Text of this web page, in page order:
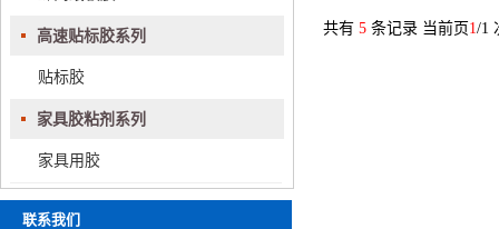
高速贴标胶系列
贴标胶
家具胶粘剂系列
家具用胶
联系我们
共有 5 条记录 当前页 1/1